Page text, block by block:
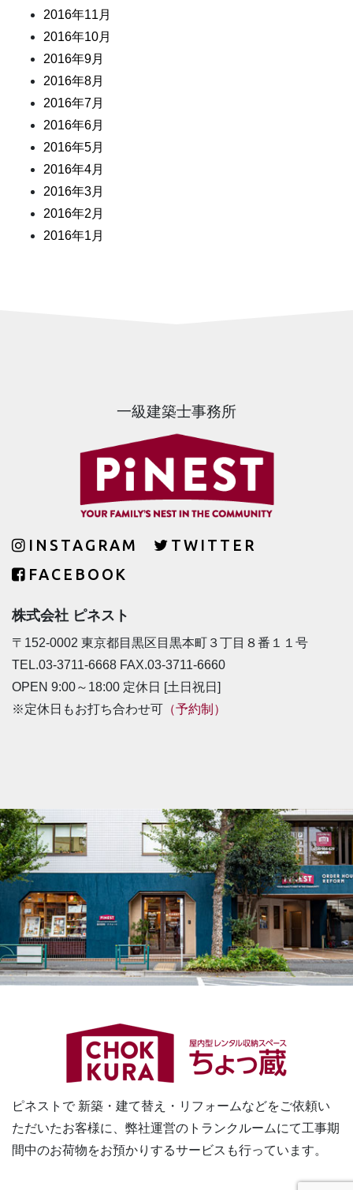
2016年11月
2016年10月
2016年9月
2016年8月
2016年7月
2016年6月
2016年5月
2016年4月
2016年3月
2016年2月
2016年1月
一級建築士事務所
INSTAGRAM
TWITTER
FACEBOOK
株式会社 ピネスト
〒152-0002 東京都目黒区目黒本町３丁目８番１１号
TEL.03-3711-6668 FAX.03-3711-6660
OPEN 9:00～18:00 定休日 [土日祝日]
※定休日もお打ち合わせ可 （予約制）
ピネストで 新築・建て替え・リフォームなどをご依頼い
ただいたお客様に、 弊社運営のトランクルームにて工事期
間中のお荷物をお預かりするサービスも行っています。